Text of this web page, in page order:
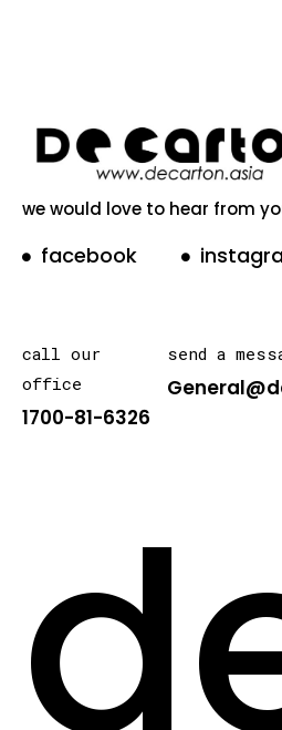
we would love to hear from
facebook
call our
office
1700-81-6326
send a